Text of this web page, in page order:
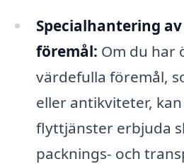
Specialhantering
föremål: Om du har
värdefulla föremål,
eller antikviteter,
flyttjänster erbjuda
packnings- och